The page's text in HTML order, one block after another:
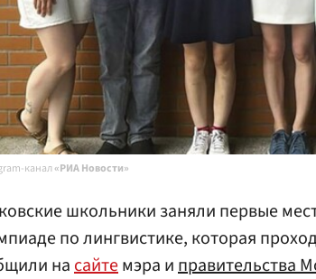
канал«РИА Новости»
школьники заняли первые
по лингвистике, которая
насайтемэра иправительства